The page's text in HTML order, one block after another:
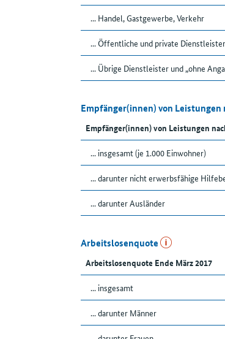
... Handel, Gastgewerbe, Verkehr
... Öffentliche und private Dienstleister
... Übrige Dienstleister und „ohne
Empfänger(innen) von Leistungen
Empfänger(innen) von Leistungen
... insgesamt (je 1.000 Einwohner)
... darunter nicht erwerbsfähige
... darunter Ausländer
Arbeitslosenquote
Arbeitslosenquote Ende März 2017
... insgesamt
... darunter Männer